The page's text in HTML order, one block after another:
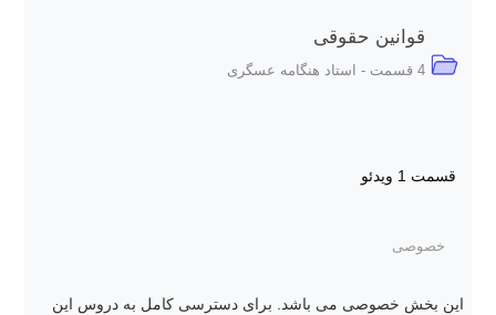
قوانین حقوقی
4 قسمت - استاد هنگامه عسگری
قسمت 1 ویدئو
خصوصی
این بخش خصوصی می باشد. برای دسترسی کامل به دروس این